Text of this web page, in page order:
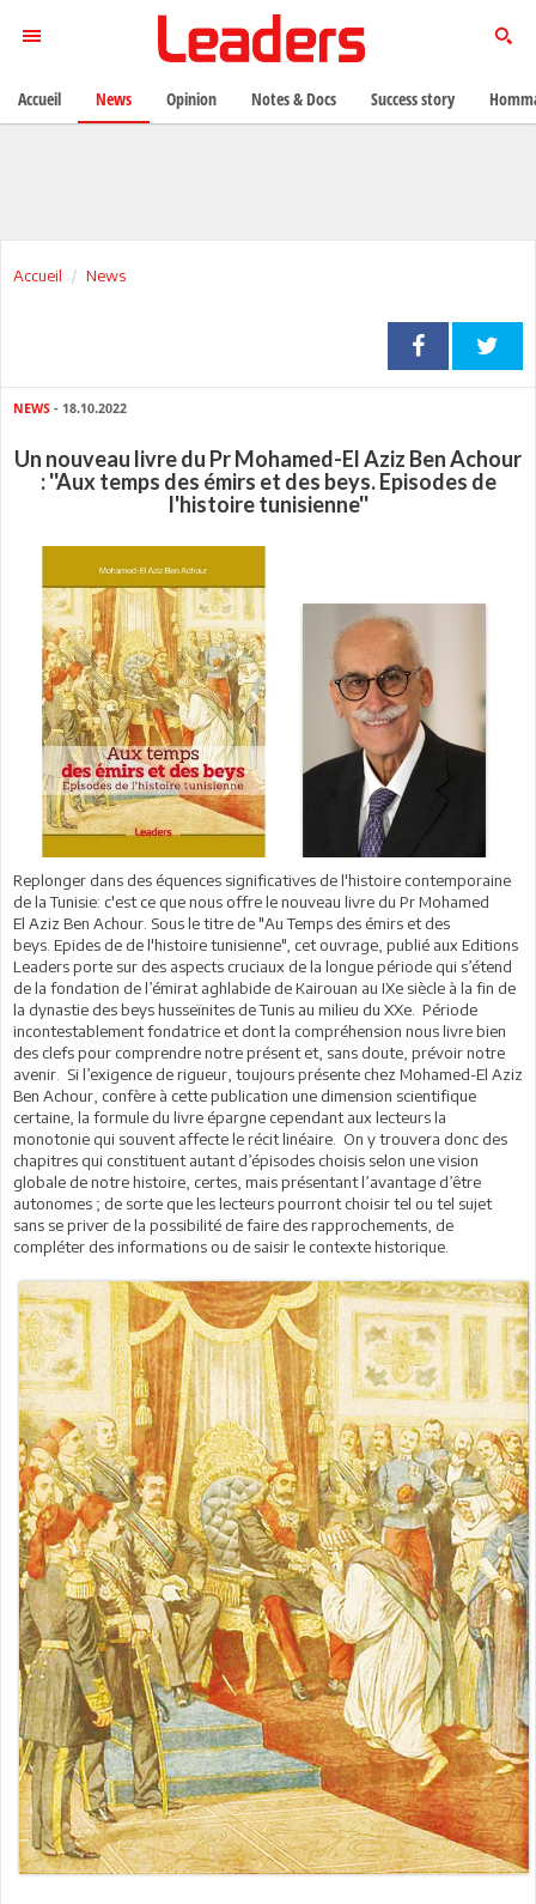
Accueil News
NEWS - 18.10.2022
Un nouveau livre du Pr Mohamed-El Aziz Ben Achour
: ''Aux temps des émirs et des beys. Episodes de
l'histoire tunisienne''
Replonger dans des équences significatives de l'histoire contemporaine
de la Tunisie: c'est ce que nous offre le nouveau livre du Pr Mohamed
El Aziz Ben Achour. Sous le titre de "Au Temps des émirs et des
beys. Epides de de l'histoire tunisienne", cet ouvrage, publié aux Editions
Leaders porte sur des aspects cruciaux de la longue période qui s’étend
de la fondation de l’émirat aghlabide de Kairouan au IXe siècle à la fin de
la dynastie des beys husseïnites de Tunis au milieu du XXe. Période
incontestablement fondatrice et dont la compréhension nous livre bien
des clefs pour comprendre notre présent et, sans doute, prévoir notre
avenir. Si l’exigence de rigueur, toujours présente chez Mohamed-El Aziz
Ben Achour, confère à cette publication une dimension scientifique
certaine, la formule du livre épargne cependant aux lecteurs la
monotonie qui souvent affecte le récit linéaire. On y trouvera donc des
chapitres qui constituent autant d’épisodes choisis selon une vision
globale de notre histoire, certes, mais présentant l’avantage d’être
autonomes ; de sorte que les lecteurs pourront choisir tel ou tel sujet
sans se priver de la possibilité de faire des rapprochements, de
compléter des informations ou de saisir le contexte historique.
Accueil News Opinion Notes & Docs Success story